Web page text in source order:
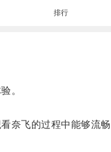
排行
。
飞的过程中能够流畅